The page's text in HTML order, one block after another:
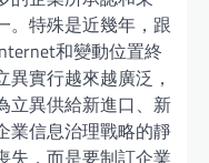
。特殊是近幾年，跟
和變動位置終
實行越來越廣泛，
立異供給新進口、新
業信息治理戰略的靜
失，而是要制訂企業